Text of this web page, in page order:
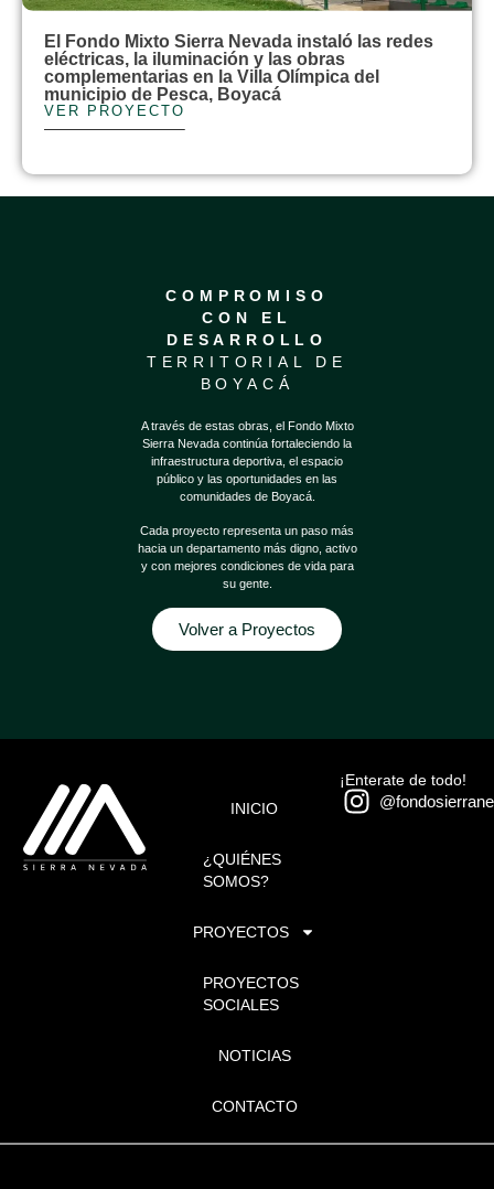
El Fondo Mixto Sierra Nevada instaló las redes
eléctricas, la iluminación y las obras
complementarias en la Villa Olímpica del
municipio de Pesca, Boyacá
VER PROYECTO
COMPROMISO
CON EL
DESARROLLO
TERRITORIAL DE
BOYACÁ
A través de estas obras, el Fondo Mixto
Sierra Nevada continúa fortaleciendo la
infraestructura deportiva, el espacio
público y las oportunidades en las
comunidades de Boyacá.
Cada proyecto representa un paso más
hacia un departamento más digno, activo
y con mejores condiciones de vida para
su gente.
Volver a Proyectos
INICIO
¿QUIÉNES
SOMOS?
PROYECTOS
PROYECTOS
SOCIALES
NOTICIAS
CONTACTO
¡Enterate de todo!